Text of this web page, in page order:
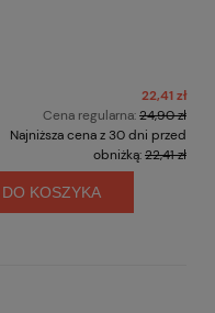
22,41 zł
Cena regularna:24,90 zł
Najniższa cena z 30 dni przed
obniżką:22,41 zł
DO KOSZYKA